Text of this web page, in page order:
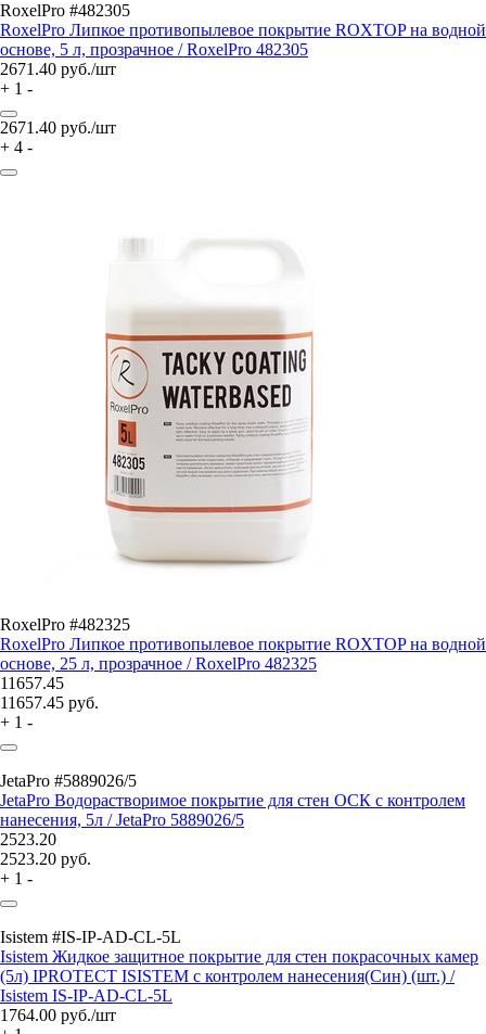
RoxelPro #482305
RoxelPro Липкое противопылевое покрытие ROXTOP на водной
основе, 5 л, прозрачное / RoxelPro 482305
2671.40 руб./шт
+ 1 -
2671.40 руб./шт
+ 4 -
RoxelPro #482325
RoxelPro Липкое противопылевое покрытие ROXTOP на водной
основе, 25 л, прозрачное / RoxelPro 482325
11657.45
11657.45 руб.
+ 1 -
JetaPro #5889026/5
JetaPro Водорастворимое покрытие для стен ОСК с контролем
нанесения, 5л / JetaPro 5889026/5
2523.20
2523.20 руб.
+ 1 -
Isistem #IS-IP-AD-CL-5L
Isistem Жидкое защитное покрытие для стен покрасочных камер
(5л) IPROTECT ISISTEM с контролем нанесения(Син) (шт.) /
Isistem IS-IP-AD-CL-5L
1764.00 руб./шт